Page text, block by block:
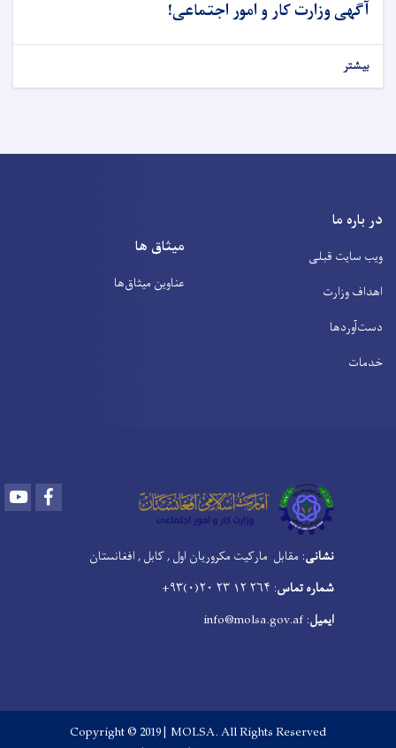
آگهی وزارت کار و امور اجتماعی!
بیشتر
در باره ما
ویب سایت قبلی
اهداف وزارت
دست‌آوردها
خدمات
میثاق ها
عناوین‌ میثاق‌ها
Youtube
نشانی: مقابل مارکیت مکروریان اول , کابل , افغانستان
شماره تماس: ۲۶۴ ۱۲ ۲۳ ۲۰(۰)۹۳+
ایمیل: info@molsa.gov.af
Copyright © 2019 | MOLSA. All Rights Reserved